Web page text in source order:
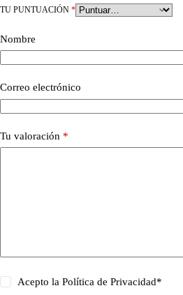
TU PUNTUACIÓN *
Nombre
Correo electrónico
Tu valoración *
Acepto laPolítica de Privacidad*